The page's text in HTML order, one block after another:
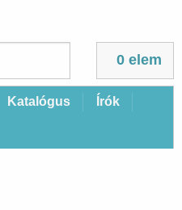
0 elem
Katalógus Írók